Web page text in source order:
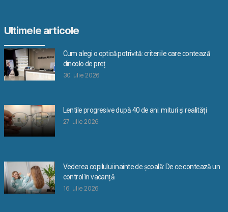
Ultimele articole
Cum alegi o optică potrivită: criteriile care contează
dincolo de preț
30 iulie 2026
Lentile progresive după 40 de ani: mituri și realități
27 iulie 2026
Vederea copilului inainte de școală: De ce contează un
control în vacanță
16 iulie 2026